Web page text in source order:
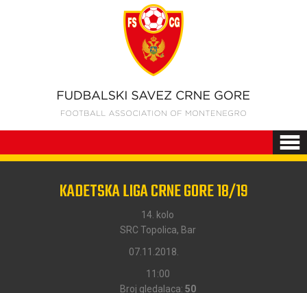
KADETSKA LIGA CRNE GORE 18/19
14. kolo
SRC Topolica, Bar
07.11.2018.
11:00
Broj gledalaca: 50